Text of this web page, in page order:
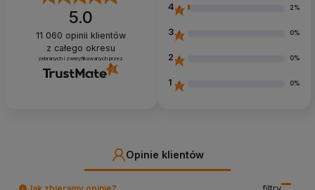
5.0
11 060 opinii klientów
z całego okresu
zebranych i zweryfikowanych przez
4 2%
3 0%
2 0%
1 0%
Opinie klientów